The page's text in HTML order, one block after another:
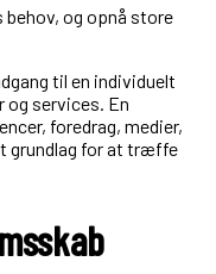
og opnå store
til en individuelt
og services. En
foredrag, medier,
grundlag for at træffe